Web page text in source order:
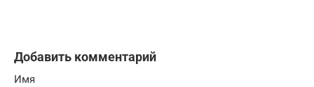
Добавить комментарий
Имя